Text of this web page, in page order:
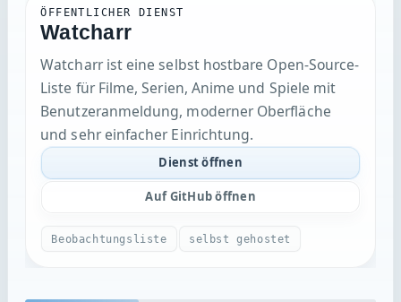
Watcharr
Watcharr ist eine selbst hostbare Open-Source-
Liste für Filme, Serien, Anime und Spiele mit
Benutzeranmeldung, moderner Oberfläche
und sehr einfacher Einrichtung.
Dienst öffnen
Auf GitHub öffnen